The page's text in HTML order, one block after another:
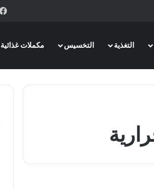
التغذية التخسيس مكملات غذائية